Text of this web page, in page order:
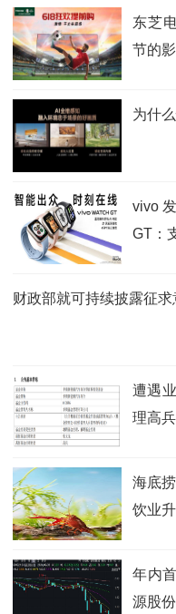
东芝
节的
为什
vivo
GT：
财政部就可持续披露征
遭遇
理高
海底
饮业
年内
源股